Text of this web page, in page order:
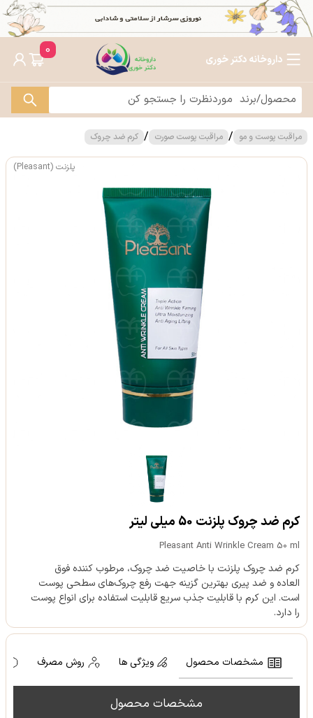
داروخانه دکتر خوری
0
مراقبت پوست و مو / مراقبت پوست صورت / کرم ضد چروک
پلزنت (Pleasant)
کرم ضد چروک پلزنت 50 میلی لیتر
Pleasant Anti Wrinkle Cream 50 ml
کرم ضد چروک پلزنت با خاصیت ضد چروک، مرطوب کننده فوق
العاده و ضد پیری بهترین گزینه جهت رفع چروک‌های سطحی پوست
است. این کرم با قابلیت جذب سریع قابلیت استفاده برای انواع پوست
را دارد.
مشخصات محصول ویژگی ها روش مصرف
مشخصات محصول